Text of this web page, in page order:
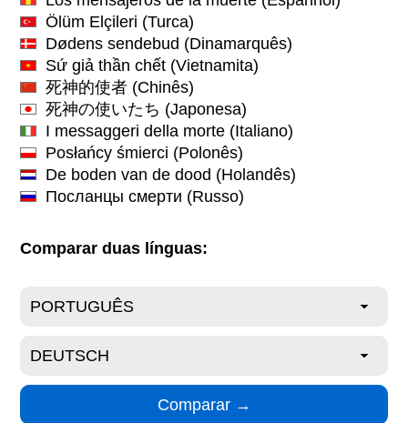
Ölüm Elçileri (Turca)
Dødens sendebud (Dinamarquês)
Sứ giả thần chết (Vietnamita)
死神的使者 (Chinês)
死神の使いたち (Japonesa)
I messaggeri della morte (Italiano)
Posłańcy śmierci (Polonês)
De boden van de dood (Holandês)
Посланцы смерти (Russo)
Comparar duas línguas: